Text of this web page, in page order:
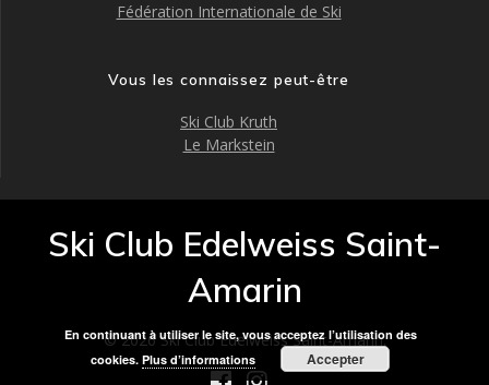
Fédération Internationale de Ski
Vous les connaissez peut-être
Ski Club Kruth
Le Markstein
Ski Club Edelweiss Saint-
Amarin
© 2026 Ski Club Edelweiss Saint-Amarin.
En continuant à utiliser le site, vous acceptez l’utilisation des
cookies.Plus d’informations Accepter